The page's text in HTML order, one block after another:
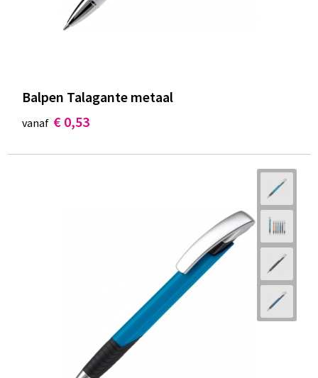
Balpen Talagante metaal
vanaf € 0,53